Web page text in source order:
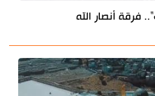
فرقة أنصار الله